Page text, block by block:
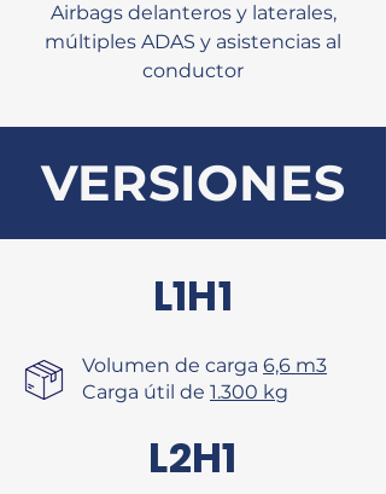
Airbags delanteros y laterales,
múltiples ADAS y asistencias al
conductor
VERSIONES
L1H1
Volumen de carga 6,6 m3
Carga útil de 1.300 kg
L2H1